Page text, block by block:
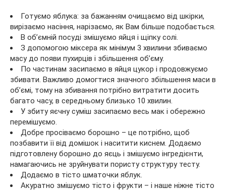
Готуємо яблука: за бажанням очищаємо від шкірки,
вирізаємо насіння, нарізаємо, як Вам більше подобається.
В об’ємній посуді змішуємо яйця і щіпку солі.
З допомогою міксера як мінімум 3 хвилини збиваємо
масу до появи пухирців і збільшення об’єму.
По частинам засипаємо в яйця цукор і продовжуємо
збивати. Важливо домогтися значного збільшення маси в
об’ємі, тому на збивання потрібно витратити досить
багато часу, в середньому близько 10 хвилин.
У збиту яєчну суміш засипаємо весь мак і обережно
перемішуємо.
Добре просіваємо борошно – це потрібно, щоб
позбавити її від домішок і наситити киснем. Додаємо
підготовлену борошно до яєць і змішуємо інгредієнти,
намагаючись не зруйнувати пористу структуру тесту.
Додаємо в тісто шматочки яблук.
Акуратно змішуємо тісто і фрукти – і наше ніжне тісто